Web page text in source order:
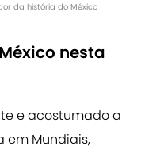
da história do México |
nesta
e acostumado a
em Mundiais,